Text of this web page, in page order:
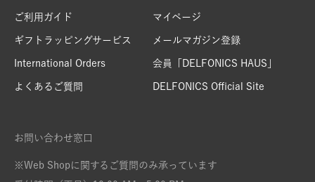
ご利用ガイド
ギフトラッピングサービス
International Orders
よくあるご質問
マイページ
メールマガジン登録
会員「DELFONICS HAUS」
DELFONICS Official Site
お問い合わせ窓口
※Web Shopに関するご質問のみ承っています